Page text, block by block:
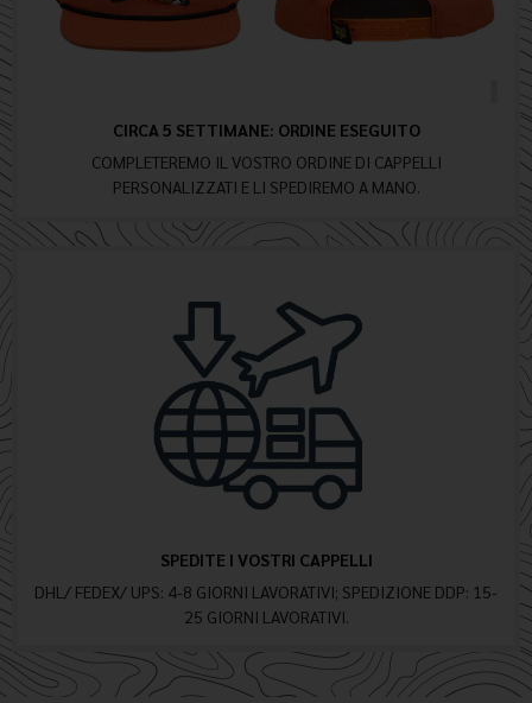
CIRCA 5 SETTIMANE: ORDINE ESEGUITO
COMPLETEREMO IL VOSTRO ORDINE DI CAPPELLI
PERSONALIZZATI E LI SPEDIREMO A MANO.
SPEDITE I VOSTRI CAPPELLI
DHL/ FEDEX/ UPS: 4-8 GIORNI LAVORATIVI; SPEDIZIONE DDP: 15-
25 GIORNI LAVORATIVI.